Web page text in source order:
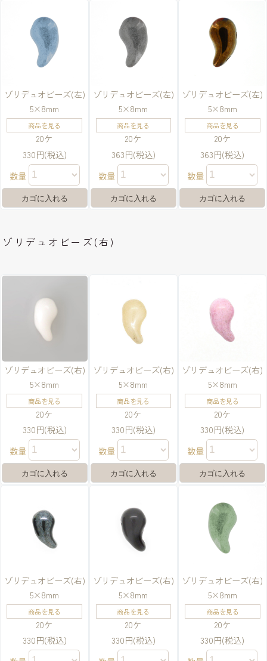
ゾリデュオビーズ(左)
5×8mm
商品を見る
20ケ
330円(税込)
数量
ゾリデュオビーズ(左)
5×8mm
商品を見る
20ケ
363円(税込)
数量
ゾリデュオビーズ(左)
5×8mm
商品を見る
20ケ
363円(税込)
数量
ゾリデュオビーズ(右)
ゾリデュオビーズ(右)
5×8mm
商品を見る
20ケ
330円(税込)
数量
ゾリデュオビーズ(右)
5×8mm
商品を見る
20ケ
330円(税込)
数量
ゾリデュオビーズ(右)
5×8mm
商品を見る
20ケ
330円(税込)
数量
ゾリデュオビーズ(右)
5×8mm
商品を見る
20ケ
330円(税込)
ゾリデュオビーズ(右)
5×8mm
商品を見る
20ケ
330円(税込)
ゾリデュオビーズ(右)
5×8mm
商品を見る
20ケ
330円(税込)